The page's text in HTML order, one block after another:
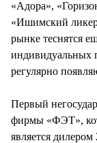
«Адора»,
«Ишимский
рынке теснятся
индивидуальных
регулярно
Первый
фирмы «ФЭТ»,
является